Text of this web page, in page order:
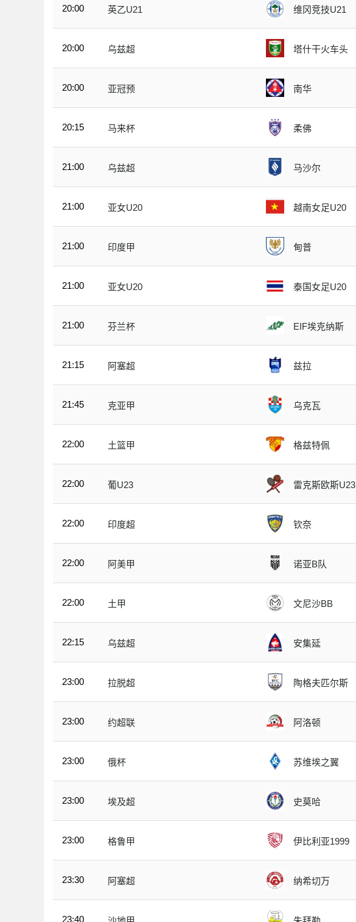
20:00 英乙U21 维冈竞技U21
20:00 乌兹超 塔什干火车头
20:00 亚冠预 南华
20:15 马来杯 柔佛
21:00 乌兹超 马沙尔
21:00 亚女U20 越南女足U20
21:00 印度甲 甸普
21:00 亚女U20 泰国女足U20
21:00 芬兰杯 EIF埃克纳斯
21:15 阿塞超 兹拉
21:45 克亚甲 乌克瓦
22:00 土篮甲 格兹特佩
22:00 葡U23 雷克斯欧斯U23
22:00 印度超 钦奈
22:00 阿美甲 诺亚B队
22:00 土甲 文尼沙BB
22:15 乌兹超 安集延
23:00 拉脱超 陶格夫匹尔斯
23:00 约超联 阿洛顿
23:00 俄杯 苏维埃之翼
23:00 埃及超 史莫哈
23:00 格鲁甲 伊比利亚1999
23:30 阿塞超 纳希切万
23:40